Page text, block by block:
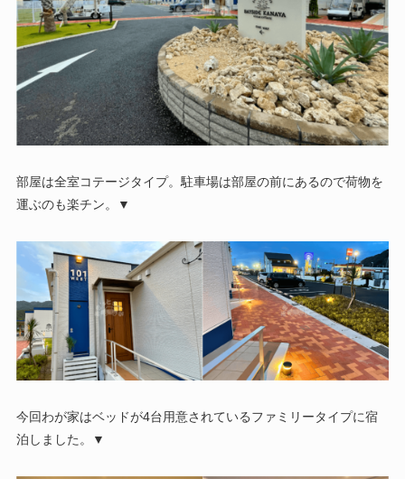
部屋は全室コテージタイプ。駐車場は部屋の前にあるので荷物を
運ぶのも楽チン。▼
今回わが家はベッドが4台用意されているファミリータイプに宿
泊しました。▼